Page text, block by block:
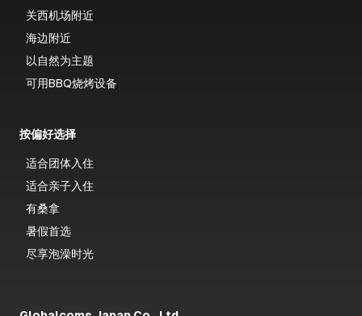
关西机场附近
海边附近
以自然为主题
可用BBQ烧烤设备
按偏好选择
适合团体入住
适合亲子入住
有桑拿
暑假首选
尽享泡澡时光